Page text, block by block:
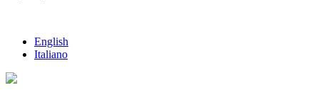
English
Italiano